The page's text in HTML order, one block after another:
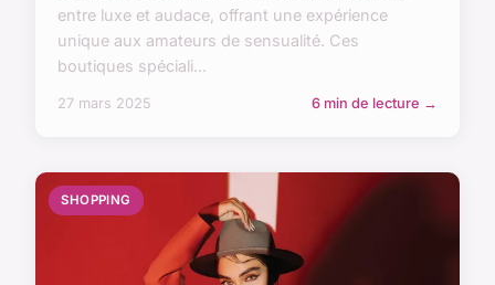
entre luxe et audace, offrant une expérience
unique aux amateurs de sensualité. Ces
boutiques spéciali...
27 mars 2025 6 min de lecture →
SHOPPING